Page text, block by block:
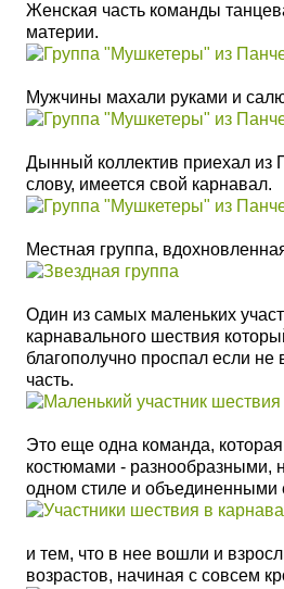
Женская часть команды
материи.
Мужчины махали руками и
Дынный коллектив приехал из
слову, имеется свой карнавал.
Местная группа,
Один из самых маленьких
карнавального шествия
благополучно проспал если не
часть.
Это еще одна команда,
костюмами - разнообразными,
одном стиле и объединенными
и тем, что в нее вошли и
возрастов, начиная с совсем